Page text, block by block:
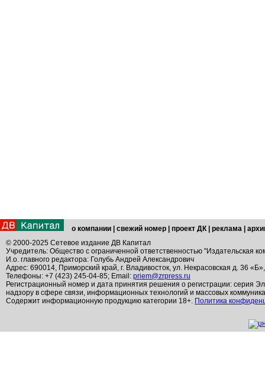
о компании свежий номер проект ДК реклама
© 2000-2025 Сетевое издание ДВ Капитал
Учредитель: Общество с ограниченной ответственностью "Издательская
И.о. главного редактора: Голубь Андрей Александрович
Адрес: 690014, Приморский край, г. Владивосток, ул. Некрасовская д. 36
Телефоны: +7 (423) 245-04-85; Email: priem@zrpress.ru
Регистрационный номер и дата принятия решения о регистрации: серия
надзору в сфере связи, информационных технологий и массовых
Содержит информационную продукцию категории 18+. Политика